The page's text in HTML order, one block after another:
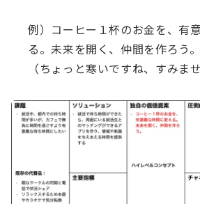
例）コーヒー１杯のお金を、有
る。未来を開く、仲間を作ろう。
（ちょっと寒いですね、すみませ